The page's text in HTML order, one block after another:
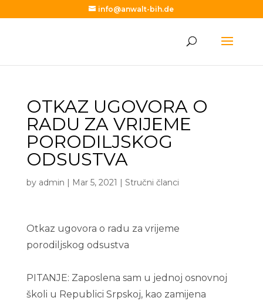
info@anwalt-bih.de
OTKAZ UGOVORA O
RADU ZA VRIJEME
PORODILJSKOG
ODSUSTVA
by admin | Mar 5, 2021 | Stručni članci
Otkaz ugovora o radu za vrijeme
porodiljskog odsustva
PITANJE: Zaposlena sam u jednoj osnovnoj
školi u Republici Srpskoj, kao zamijena